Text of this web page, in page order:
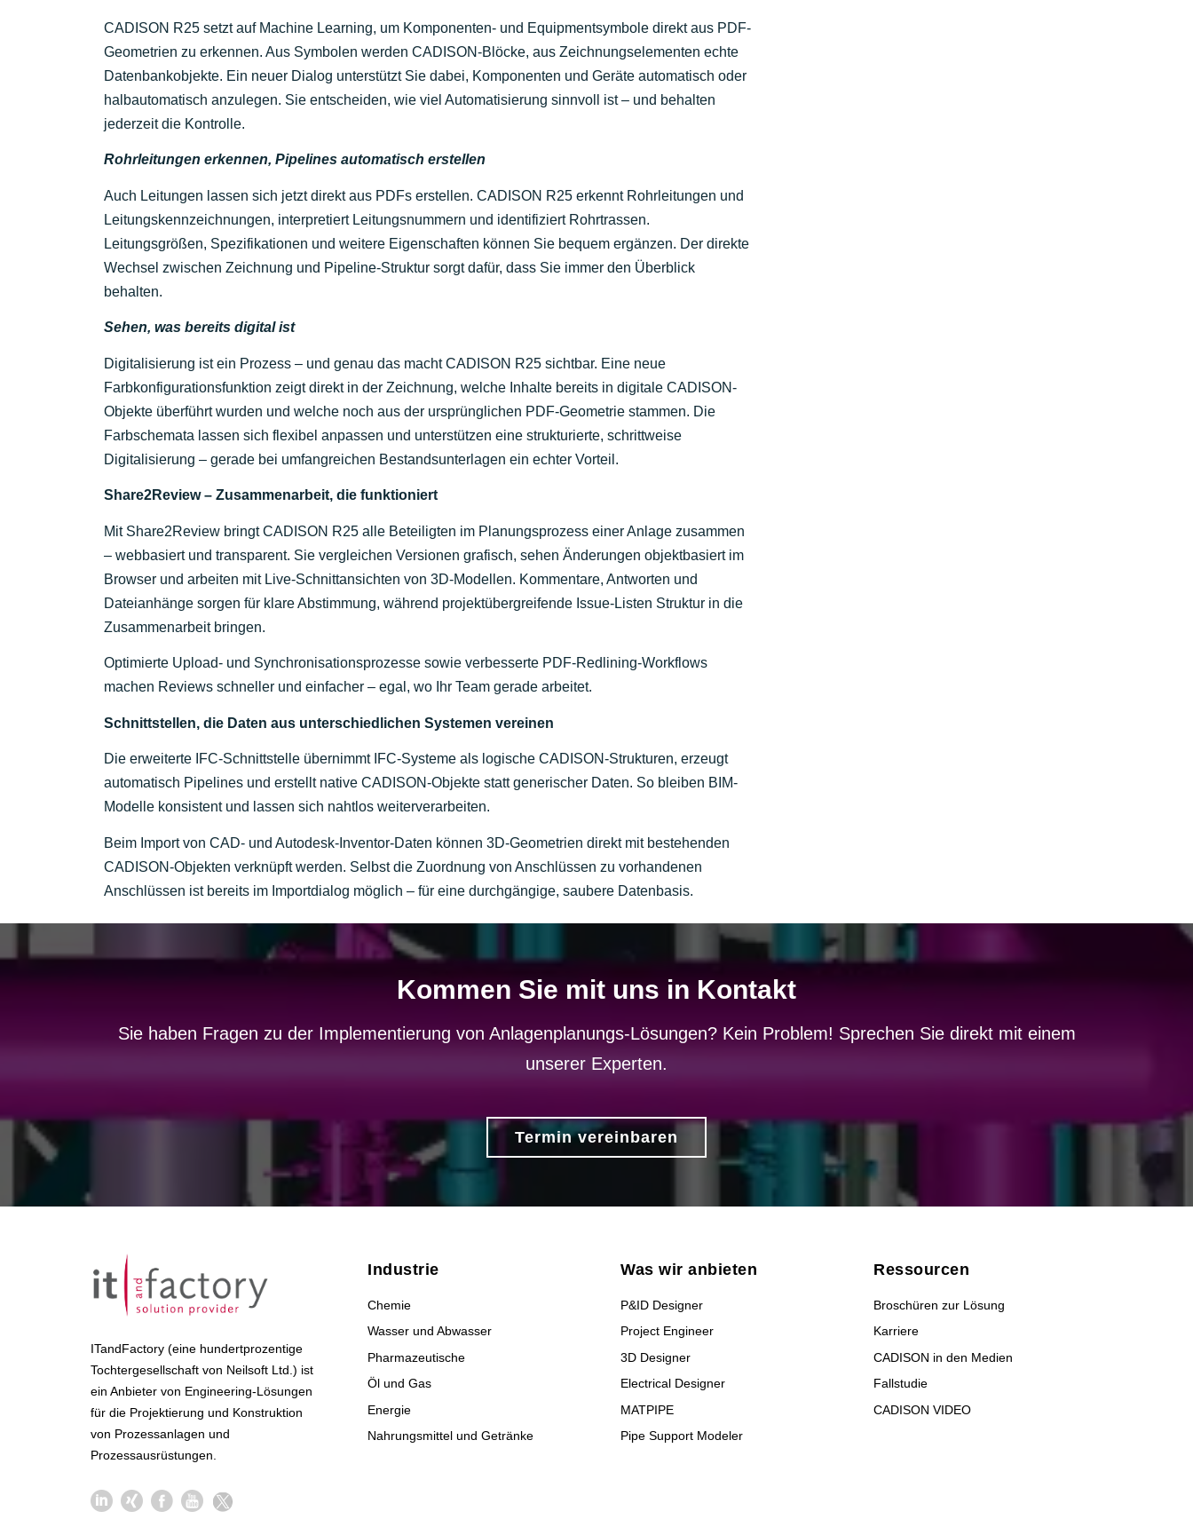
CADISON R25 setzt auf Machine Learning, um Komponenten- und Equipmentsymbole direkt aus PDF-
Geometrien zu erkennen. Aus Symbolen werden CADISON-Blöcke, aus Zeichnungselementen echte
Datenbankobjekte. Ein neuer Dialog unterstützt Sie dabei, Komponenten und Geräte automatisch oder
halbautomatisch anzulegen. Sie entscheiden, wie viel Automatisierung sinnvoll ist – und behalten
jederzeit die Kontrolle.
Rohrleitungen erkennen, Pipelines automatisch erstellen
Auch Leitungen lassen sich jetzt direkt aus PDFs erstellen. CADISON R25 erkennt Rohrleitungen und
Leitungskennzeichnungen, interpretiert Leitungsnummern und identifiziert Rohrtrassen.
Leitungsgrößen, Spezifikationen und weitere Eigenschaften können Sie bequem ergänzen. Der direkte
Wechsel zwischen Zeichnung und Pipeline-Struktur sorgt dafür, dass Sie immer den Überblick
behalten.
Sehen, was bereits digital ist
Digitalisierung ist ein Prozess – und genau das macht CADISON R25 sichtbar. Eine neue
Farbkonfigurationsfunktion zeigt direkt in der Zeichnung, welche Inhalte bereits in digitale CADISON-
Objekte überführt wurden und welche noch aus der ursprünglichen PDF-Geometrie stammen. Die
Farbschemata lassen sich flexibel anpassen und unterstützen eine strukturierte, schrittweise
Digitalisierung – gerade bei umfangreichen Bestandsunterlagen ein echter Vorteil.
Share2Review – Zusammenarbeit, die funktioniert
Mit Share2Review bringt CADISON R25 alle Beteiligten im Planungsprozess einer Anlage zusammen
– webbasiert und transparent. Sie vergleichen Versionen grafisch, sehen Änderungen objektbasiert im
Browser und arbeiten mit Live-Schnittansichten von 3D-Modellen. Kommentare, Antworten und
Dateianhänge sorgen für klare Abstimmung, während projektübergreifende Issue-Listen Struktur in die
Zusammenarbeit bringen.
Optimierte Upload- und Synchronisationsprozesse sowie verbesserte PDF-Redlining-Workflows
machen Reviews schneller und einfacher – egal, wo Ihr Team gerade arbeitet.
Schnittstellen, die Daten aus unterschiedlichen Systemen vereinen
Die erweiterte IFC-Schnittstelle übernimmt IFC-Systeme als logische CADISON-Strukturen, erzeugt
automatisch Pipelines und erstellt native CADISON-Objekte statt generischer Daten. So bleiben BIM-
Modelle konsistent und lassen sich nahtlos weiterverarbeiten.
Beim Import von CAD- und Autodesk-Inventor-Daten können 3D-Geometrien direkt mit bestehenden
CADISON-Objekten verknüpft werden. Selbst die Zuordnung von Anschlüssen zu vorhandenen
Anschlüssen ist bereits im Importdialog möglich – für eine durchgängige, saubere Datenbasis.
Kommen Sie mit uns in Kontakt
Sie haben Fragen zu der Implementierung von Anlagenplanungs-Lösungen? Kein Problem! Sprechen Sie direkt mit einem
unserer Experten.
Termin vereinbaren
ITandFactory (eine hundertprozentige
Tochtergesellschaft von Neilsoft Ltd.) ist
ein Anbieter von Engineering-Lösungen
für die Projektierung und Konstruktion
von Prozessanlagen und
Prozessausrüstungen.
Industrie
Chemie
Wasser und Abwasser
Pharmazeutische
Öl und Gas
Energie
Nahrungsmittel und Getränke
Was wir anbieten
P&ID Designer
Project Engineer
3D Designer
Electrical Designer
MATPIPE
Pipe Support Modeler
Ressourcen
Broschüren zur Lösung
Karriere
CADISON in den Medien
Fallstudie
CADISON VIDEO